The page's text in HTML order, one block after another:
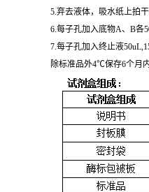
5.弃去液体，吸水纸上拍
6.每子孔加入底物A、B各
7.每子孔加入终止液
除标准品外4℃保存6个月